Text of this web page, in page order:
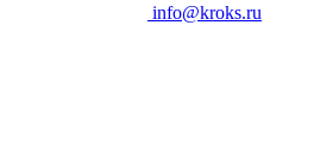
info@kroks.ru